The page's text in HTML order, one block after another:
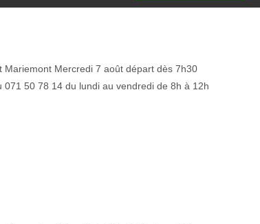
Mercredi 7 août départ dès 7h30
50 78 14 du lundi au vendredi de 8h à 12h